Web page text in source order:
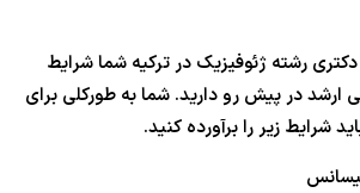
رشته ژئوفیزیک در ترکیه شما شرایط
ارشد در پیش رو دارید. شما به طورکلی برای
شرایط زیر را برآورده کنید.